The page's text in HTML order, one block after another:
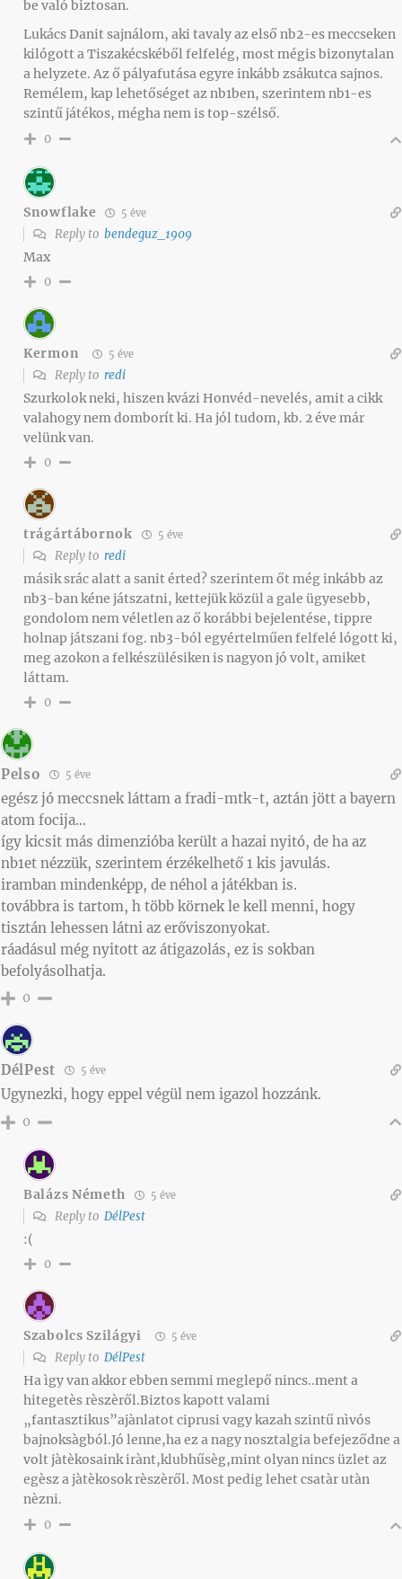
be való biztosan.
Lukács Danit sajnálom, aki tavaly az első nb2-es meccseken
kilógott a Tiszakécskéből felfelég, most mégis bizonytalan
a helyzete. Az ő pályafutása egyre inkább zsákutca sajnos.
Remélem, kap lehetőséget az nb1ben, szerintem nb1-es
szintű játékos, mégha nem is top-szélső.
0
Snowflake 5 éve
Reply to bendeguz_1909
Max
0
Kermon 5 éve
Reply to redi
Szurkolok neki, hiszen kvázi Honvéd-nevelés, amit a cikk
valahogy nem domborít ki. Ha jól tudom, kb. 2 éve már
velünk van.
0
trágártábornok 5 éve
Reply to redi
másik srác alatt a sanit érted? szerintem őt még inkább az
nb3-ban kéne játszatni, kettejük közül a gale ügyesebb,
gondolom nem véletlen az ő korábbi bejelentése, tippre
holnap játszani fog. nb3-ból egyértelműen felfelé lógott ki,
meg azokon a felkészülésiken is nagyon jó volt, amiket
láttam.
0
Pelso 5 éve
egész jó meccsnek láttam a fradi-mtk-t, aztán jött a bayern
atom focija…
így kicsit más dimenzióba került a hazai nyitó, de ha az
nb1et nézzük, szerintem érzékelhető 1 kis javulás.
iramban mindenképp, de néhol a játékban is.
továbbra is tartom, h több körnek le kell menni, hogy
tisztán lehessen látni az erőviszonyokat.
ráadásul még nyitott az átigazolás, ez is sokban
befolyásolhatja.
0
DélPest 5 éve
Ugynezki, hogy eppel végül nem igazol hozzánk.
0
Balázs Németh 5 éve
Reply to DélPest
:(
0
Szabolcs Szilágyi 5 éve
Reply to DélPest
Ha ìgy van akkor ebben semmi meglepő nincs..ment a
hitegetès rèszèről.Biztos kapott valami
„fantasztikus”ajànlatot ciprusi vagy kazah szintű nìvós
bajnoksàgból.Jó lenne,ha ez a nagy nosztalgia befejeződne a
volt jàtèkosaink irànt,klubhűsèg,mint olyan nincs üzlet az
egèsz a jàtèkosok rèszèről. Most pedig lehet csatàr utàn
nèzni.
0